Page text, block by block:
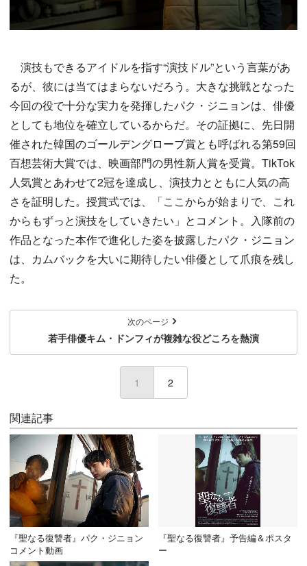
演技もできるアイドルを指す“演技ドル”という言葉があ
るが、彼には当てはまらないだろう。大きな挑戦となった
今回の役で十分な実力を発揮したパク・ジニョンは、俳優
としても地位を確立しているからだ。その証拠に、先日開
催された韓国のゴールデングローブ賞とも呼ばれる第59回
百想芸術大賞では、映画部門の男性新人賞を受賞。TikTok
人気賞とあわせて2冠を達成し、演技力とともに人気の高
さを証明した。授賞式では、「ここからが始まりで、これ
からもずっと演技をしていきたい」とコメント。入隊前の
作品となった本作で進化した姿を披露したパク・ジニョン
は、カムバックを大いに期待したい俳優として爪痕を残し
た。
次のページ
若手俳優キム・ドンフィが複雑な役どころを熱演
1 (current)
2
関連記事
『聖なる復讐者』パク・ジニョン
コメント動画
『聖なる復讐者』予告編＆ポスタ
ー